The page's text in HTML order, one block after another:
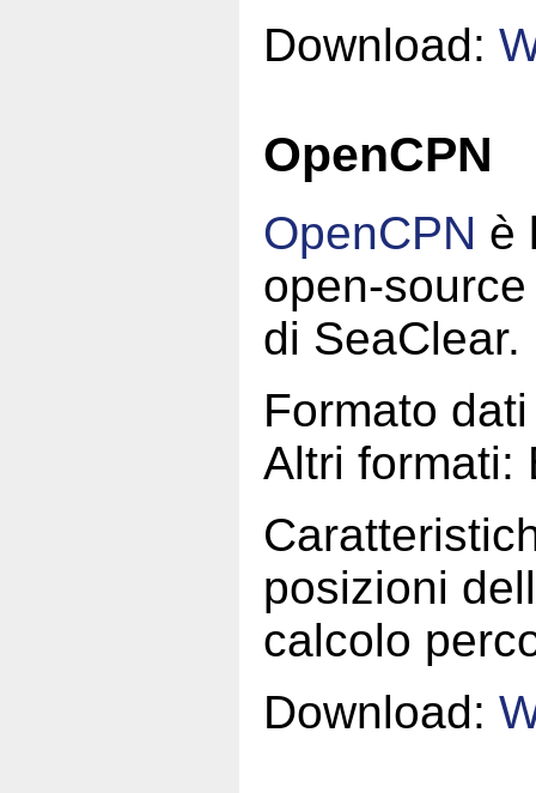
Download:
OpenCPN
OpenCPN è
open-source
di SeaClear.
Formato
Altri formati:
posizioni
calcolo
Download: